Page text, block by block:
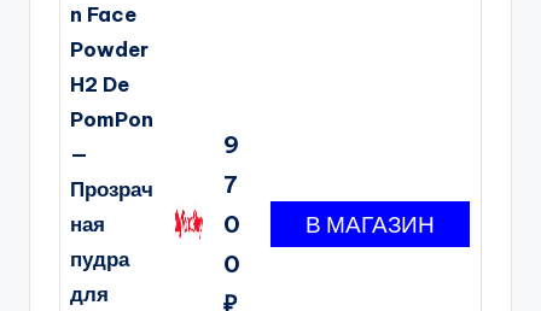
n Face
Powder
H2 De
PomPon
—
Прозрач
ная
пудра
для
9
7
0
0
₽